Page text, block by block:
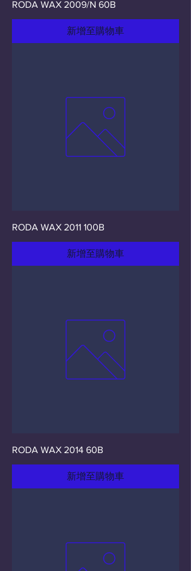
RODA WAX 2009/N 60B
新增至購物車
RODA WAX 2011 100B
新增至購物車
RODA WAX 2014 60B
新增至購物車